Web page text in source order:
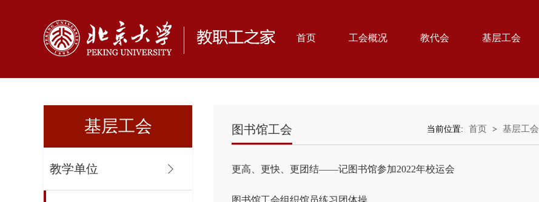
首页 工会概况 教代会 基层工会
基层工会
教学单位
图书馆工会 当前位置: 首页 > 基层工会
更高、更快、更团结——记图书馆参加2022年校运会
图书馆工会组织馆员练习团体操